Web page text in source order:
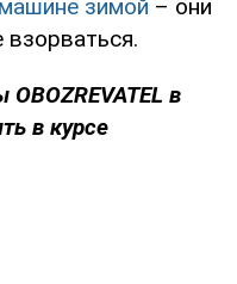
зимой – они
в
в курсе